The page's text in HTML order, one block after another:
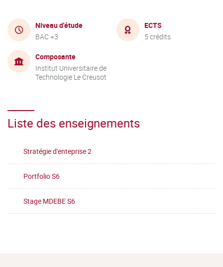
Niveau d'étude
BAC +3
ECTS
5 crédits
Composante
Institut Universitaire de
Technologie Le Creusot
Liste des enseignements
Stratégie d'enteprise 2
Portfolio S6
Stage MDEBE S6